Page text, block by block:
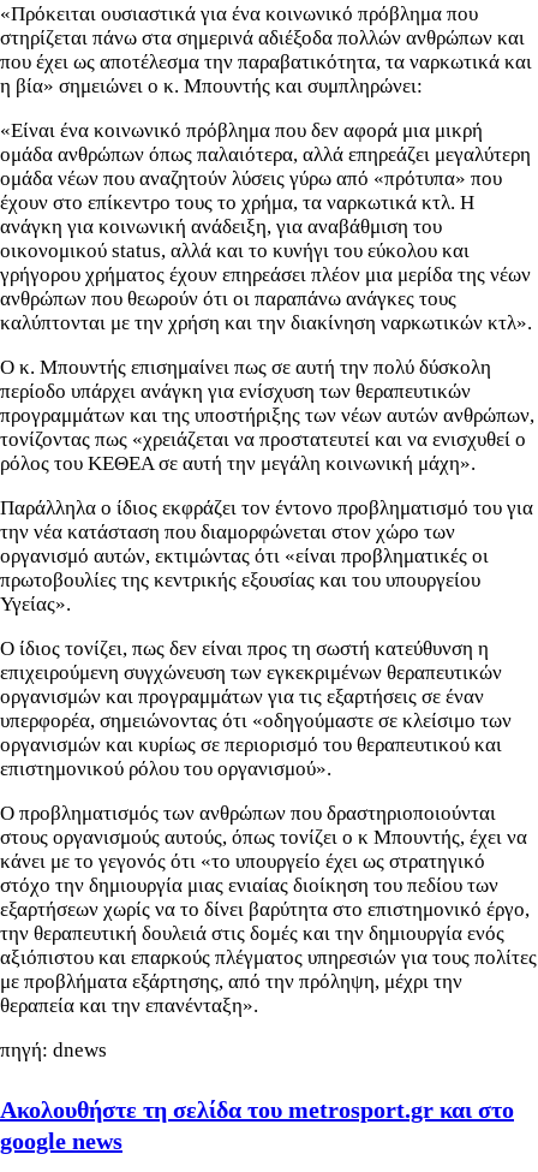
«Πρόκειται ουσιαστικά για ένα κοινωνικό πρόβλημα που
στηρίζεται πάνω στα σημερινά αδιέξοδα πολλών ανθρώπων και
που έχει ως αποτέλεσμα την παραβατικότητα, τα ναρκωτικά και
η βία» σημειώνει ο κ. Μπουντής και συμπληρώνει:
«Είναι ένα κοινωνικό πρόβλημα που δεν αφορά μια μικρή
ομάδα ανθρώπων όπως παλαιότερα, αλλά επηρεάζει μεγαλύτερη
ομάδα νέων που αναζητούν λύσεις γύρω από «πρότυπα» που
έχουν στο επίκεντρο τους το χρήμα, τα ναρκωτικά κτλ. Η
ανάγκη για κοινωνική ανάδειξη, για αναβάθμιση του
οικονομικού status, αλλά και το κυνήγι του εύκολου και
γρήγορου χρήματος έχουν επηρεάσει πλέον μια μερίδα της νέων
ανθρώπων που θεωρούν ότι οι παραπάνω ανάγκες τους
καλύπτονται με την χρήση και την διακίνηση ναρκωτικών κτλ».
Ο κ. Μπουντής επισημαίνει πως σε αυτή την πολύ δύσκολη
περίοδο υπάρχει ανάγκη για ενίσχυση των θεραπευτικών
προγραμμάτων και της υποστήριξης των νέων αυτών ανθρώπων,
τονίζοντας πως «χρειάζεται να προστατευτεί και να ενισχυθεί ο
ρόλος του ΚΕΘΕΑ σε αυτή την μεγάλη κοινωνική μάχη».
Παράλληλα ο ίδιος εκφράζει τον έντονο προβληματισμό του για
την νέα κατάσταση που διαμορφώνεται στον χώρο των
οργανισμό αυτών, εκτιμώντας ότι «είναι προβληματικές οι
πρωτοβουλίες της κεντρικής εξουσίας και του υπουργείου
Υγείας».
Ο ίδιος τονίζει, πως δεν είναι προς τη σωστή κατεύθυνση η
επιχειρούμενη συγχώνευση των εγκεκριμένων θεραπευτικών
οργανισμών και προγραμμάτων για τις εξαρτήσεις σε έναν
υπερφορέα, σημειώνοντας ότι «οδηγούμαστε σε κλείσιμο των
οργανισμών και κυρίως σε περιορισμό του θεραπευτικού και
επιστημονικού ρόλου του οργανισμού».
Ο προβληματισμός των ανθρώπων που δραστηριοποιούνται
στους οργανισμούς αυτούς, όπως τονίζει ο κ Μπουντής, έχει να
κάνει με το γεγονός ότι «το υπουργείο έχει ως στρατηγικό
στόχο την δημιουργία μιας ενιαίας διοίκηση του πεδίου των
εξαρτήσεων χωρίς να το δίνει βαρύτητα στο επιστημονικό έργο,
την θεραπευτική δουλειά στις δομές και την δημιουργία ενός
αξιόπιστου και επαρκούς πλέγματος υπηρεσιών για τους πολίτες
με προβλήματα εξάρτησης, από την πρόληψη, μέχρι την
θεραπεία και την επανένταξη».
πηγή: dnews
Ακολουθήστε τη σελίδα του metrosport.gr και στο
google news